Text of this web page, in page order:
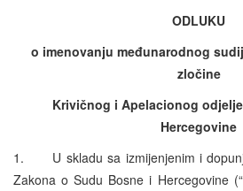
ODLUKU
o imenovanju međunarodnog
zločine
Krivičnog i Apelacionog
Hercegovine
1. U skladu sa izmijenjenim i
Zakona o Sudu Bosne i Hercegovine